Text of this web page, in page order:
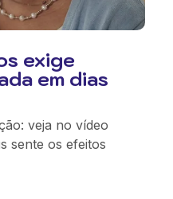
exige
em dias
veja no vídeo
sente os efeitos